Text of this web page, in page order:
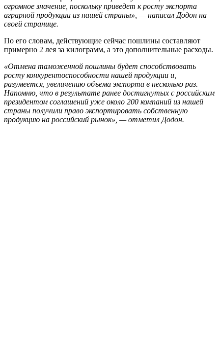
огромное значение, поскольку приведет к росту экспорта
аграрной продукции из нашей страны», — написал Додон на
своей странице.
По его словам, действующие сейчас пошлины составляют
примерно 2 лея за килограмм, а это дополнительные расходы.
«Отмена таможенной пошлины будет способствовать
росту конкурентоспособности нашей продукции и,
разумеется, увеличению объема экспорта в несколько раз.
Напомню, что в результате ранее достигнутых с российским
президентом соглашений уже около 200 компаний из нашей
страны получили право экспортировать собственную
продукцию на российский рынок», — отметил Додон.